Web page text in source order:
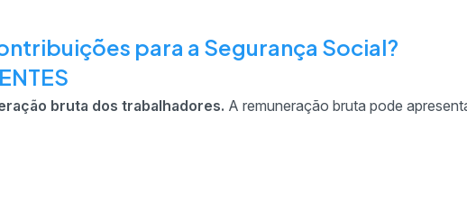
para a Segurança Social?
bruta dos trabalhadores. A remuneração bruta pode